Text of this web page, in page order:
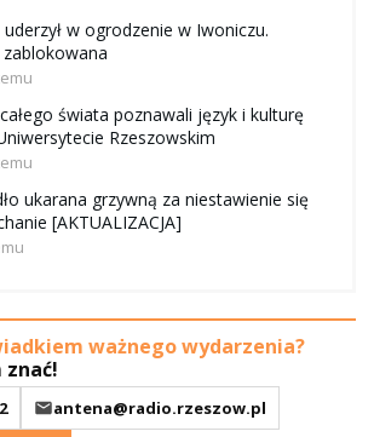
w ogrodzenie w Iwoniczu.
świata poznawali język i kulturę
Rzeszowskim
ukarana grzywną za niestawienie się
[AKTUALIZACJA]
ważnego wydarzenia?
znać!
antena@radio.rzeszow.pl